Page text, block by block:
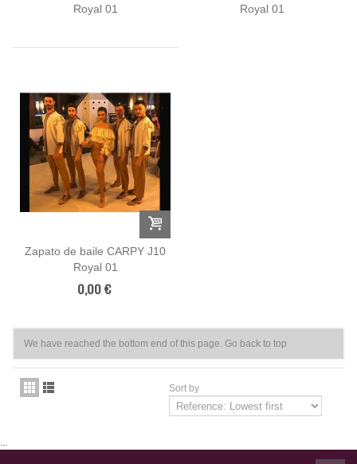
Royal 01
Royal 01
Zapato de baile CARPY J10
Royal 01
0,00 €
We have reached the bottom end of this page. Go back to top
Sort by
...